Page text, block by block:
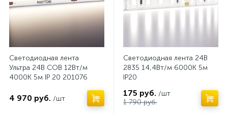
Светодиодная лента
Ультра 24В COB 12Вт/м
4000К 5м IP 20 201076
4 970 руб. /шт
Светодиодная лента 24В
2835 14,4Вт/м 6000K 5м
IP20
175 руб. /шт
1 790 руб.